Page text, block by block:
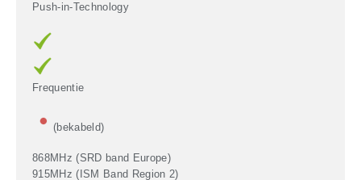
Push-in-Technology
Frequentie
(bekabeld)
868MHz (SRD band Europe)
915MHz (ISM Band Region 2)